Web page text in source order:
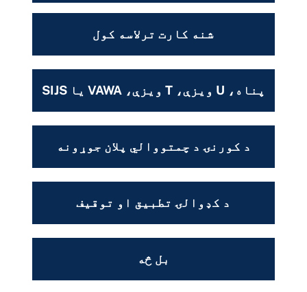
شنه کارت ترلاسه کول
پناه، U ویزې، T ویزې، VAWA یا SIJS
د کورنۍ د چمتووالي پلان جوړونه
د کډوالۍ تطبیق او توقیف
بل څه